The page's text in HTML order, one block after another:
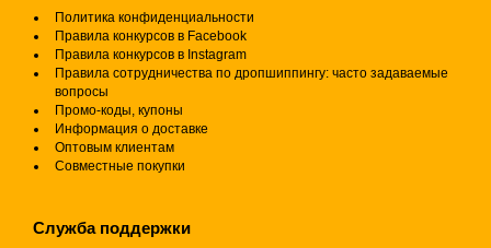
Политика конфиденциальности
Правила конкурсов в Facebook
Правила конкурсов в Instagram
Правила сотрудничества по дропшиппингу: часто задаваемые
вопросы
Промо-коды, купоны
Информация о доставке
Оптовым клиентам
Совместные покупки
Служба поддержки